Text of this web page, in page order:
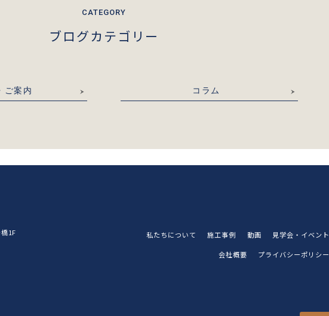
ブログカテゴリー
ご案内 コラム
1F
私たちについて 施工事例 動画 見学会・イベント
会社概要 プライバシーポリシー